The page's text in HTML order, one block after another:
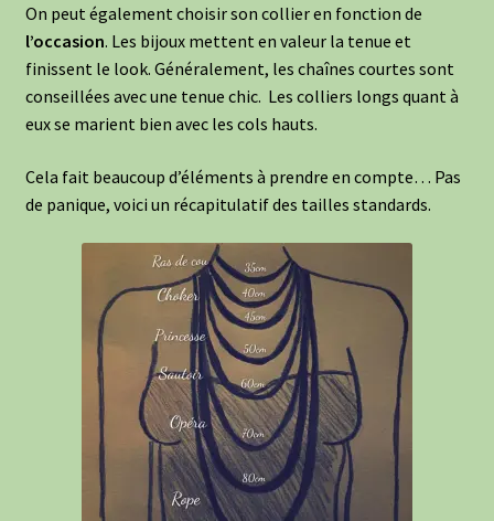
On peut également choisir son collier en fonction de
l’occasion. Les bijoux mettent en valeur la tenue et
finissent le look. Généralement, les chaînes courtes sont
conseillées avec une tenue chic. Les colliers longs quant à
eux se marient bien avec les cols hauts.
Cela fait beaucoup d’éléments à prendre en compte… Pas
de panique, voici un récapitulatif des tailles standards.